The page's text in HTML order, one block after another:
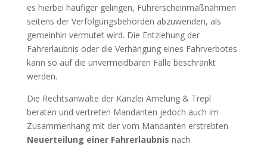
es hierbei häufiger gelingen, Führerscheinmaßnahmen
seitens der Verfolgungsbehörden abzuwenden, als
gemeinhin vermutet wird. Die Entziehung der
Fahrerlaubnis oder die Verhängung eines Fahrverbotes
kann so auf die unvermeidbaren Fälle beschränkt
werden.
Die Rechtsanwälte der Kanzlei Amelung & Trepl
beraten und vertreten Mandanten jedoch auch im
Zusammenhang mit der vom Mandanten erstrebten
Neuerteilung einer Fahrerlaubnis nach